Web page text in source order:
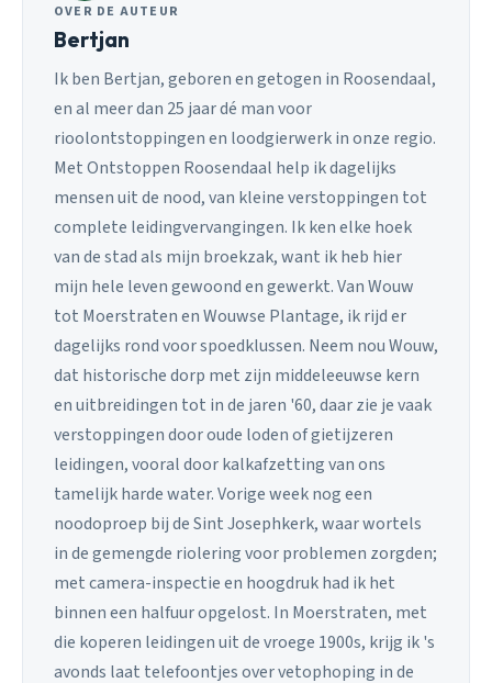
OVER DE AUTEUR
Bertjan
Ik ben Bertjan, geboren en getogen in Roosendaal,
en al meer dan 25 jaar dé man voor
rioolontstoppingen en loodgierwerk in onze regio.
Met Ontstoppen Roosendaal help ik dagelijks
mensen uit de nood, van kleine verstoppingen tot
complete leidingvervangingen. Ik ken elke hoek
van de stad als mijn broekzak, want ik heb hier
mijn hele leven gewoond en gewerkt. Van Wouw
tot Moerstraten en Wouwse Plantage, ik rijd er
dagelijks rond voor spoedklussen. Neem nou Wouw,
dat historische dorp met zijn middeleeuwse kern
en uitbreidingen tot in de jaren '60, daar zie je vaak
verstoppingen door oude loden of gietijzeren
leidingen, vooral door kalkafzetting van ons
tamelijk harde water. Vorige week nog een
noodoproep bij de Sint Josephkerk, waar wortels
in de gemengde riolering voor problemen zorgden;
met camera-inspectie en hoogdruk had ik het
binnen een halfuur opgelost. In Moerstraten, met
die koperen leidingen uit de vroege 1900s, krijg ik 's
avonds laat telefoontjes over vetophoping in de